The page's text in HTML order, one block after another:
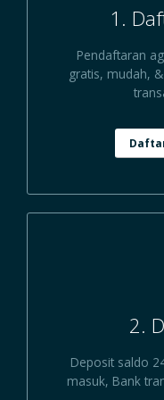
1.
Pendaftaran
gratis, mudah,
2.
Deposit saldo
masuk, Bank